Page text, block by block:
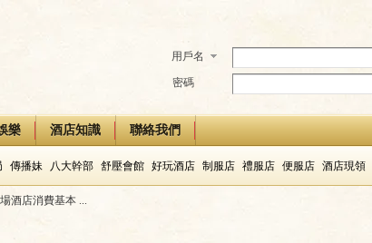
用戶名
密碼
樂 酒店知識 聯絡我們
傳播妹 八大幹部 舒壓會館 好玩酒店 制服店 禮服店 便服店 酒店現領
酒店消費基本 ...